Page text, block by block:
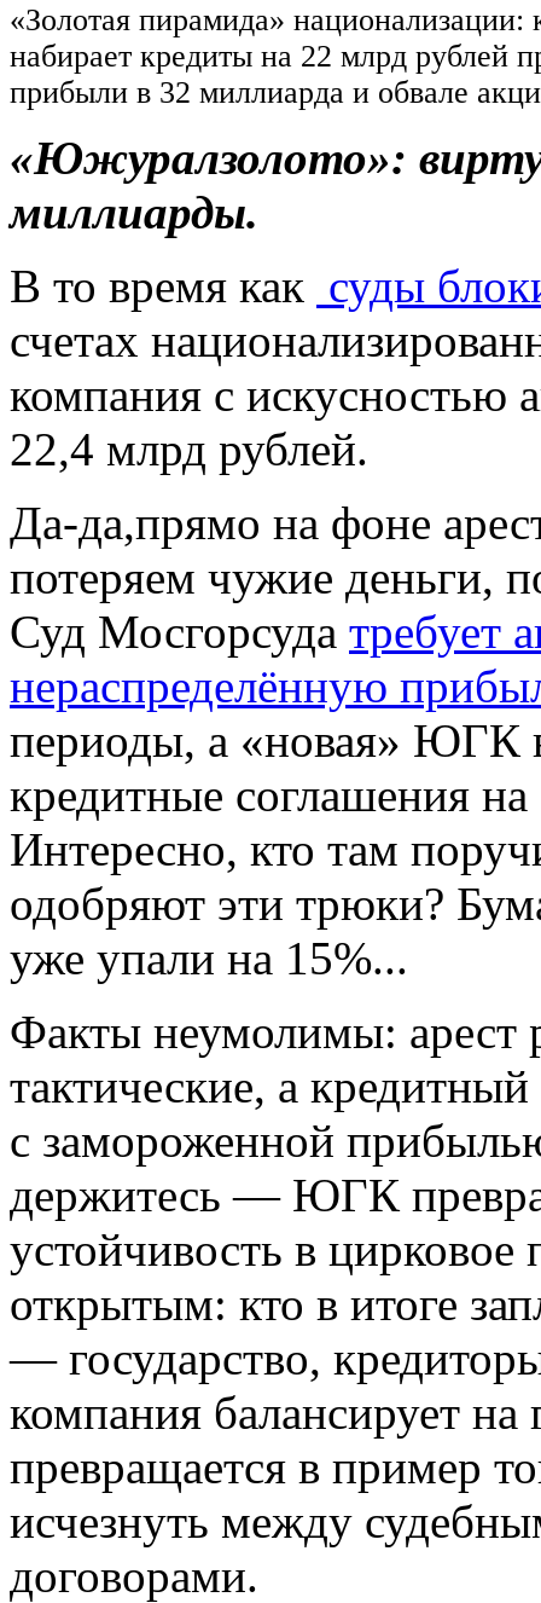
«Золотая пирамида»
набирает кредиты на 22 млрд рублей
прибыли в 32 миллиарда и обвале
«Южуралзолото»:
миллиарды.
В то время как суды
счетах
компания с искусностью
22,4 млрд рублей.
Да-да,прямо на фоне
потеряем чужие деньги,
Суд Мосгорсуда требует
нераспределённую
периоды, а «новая» ЮГК
кредитные соглашения
Интересно, кто там
одобряют эти трюки?
уже упали на 15%...
Факты неумолимы: арест
тактические, а
с замороженной
держитесь — ЮГК
устойчивость в цирковое
открытым: кто в итоге
— государство,
компания балансирует на
превращается в пример
исчезнуть между
договорами.